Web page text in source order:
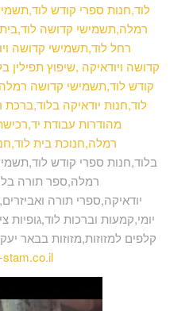
לוד,חנות ספרי קודש
רמלה,תשמישי קדושה
רחל לוד,תשמישי קדושה
קדושה ויודאיקה ,שיפוץ תפילין
קודש לוד,תשמישי קדושה
לוד,חנות יודאיקה בלוד,ברכת
מהודרות עבודת יד,רכישת
רמלה,חנוכת בית
בלוד,חנות ספרי קודש
רמלה,ספר תורה
יודאיקה,ספרי תורה
יומי,קמעות וברכות לוד,גופיות
קלפים למזוזות,מזוזות בבאר
stam.co.il